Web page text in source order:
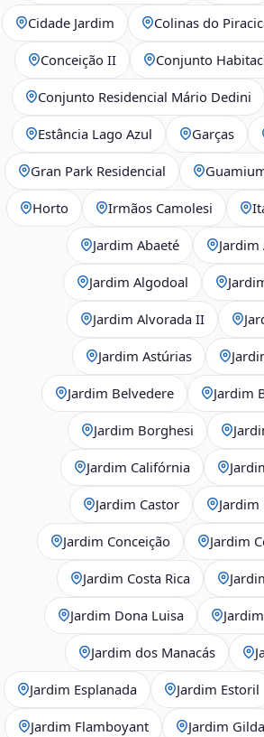
Cidade Jardim Colinas do
Conceição II Conjunto
Conjunto Residencial Mário Dedini
Estância Lago Azul Garças
Gran Park Residencial
Horto Irmãos Camolesi
Jardim Abaeté Jardim
Jardim Algodoal
Jardim Alvorada II
Jardim Astúrias
Jardim Belvedere Jardim
Jardim Borghesi
Jardim Califórnia
Jardim Castor Jardim
Jardim Conceição Jardim
Jardim Costa Rica
Jardim Dona Luisa
Jardim dos Manacás
Jardim Esplanada Jardim Estoril
Jardim Flamboyant Jardim Gilda